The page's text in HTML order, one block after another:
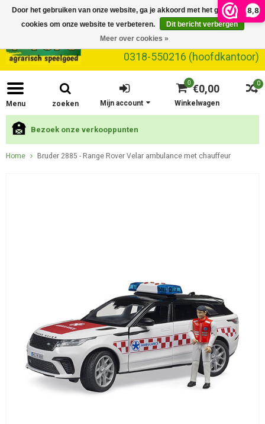
8,8
0318-550216 (hoofdkantoor)
Menu zoeken
0
0 €0,00
Winkelwagen
Mijn account
Bezoek onze verkooppunten
Home Bruder 2885 - Range Rover Velar ambulance met chauffeur
Door het gebruiken van onze website, ga je akkoord met het gebruik van
cookies om onze website te verbeteren.
Dit bericht verbergen
Meer over cookies »